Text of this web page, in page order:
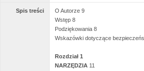
Spis treści
O Autorze 9
Wstęp 8
Podziękowania 8
Wskazówki dotyczące
Rozdział 1
NARZĘDZIA 11